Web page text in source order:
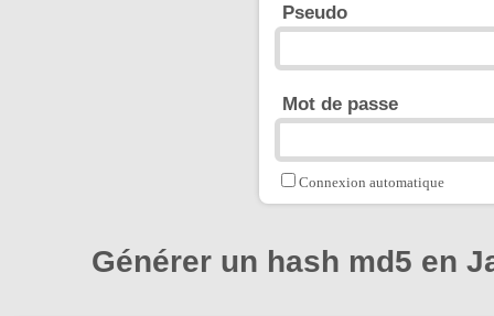
Pseudo
Mot de passe
Connexion automatique
Générer un hash md5 en